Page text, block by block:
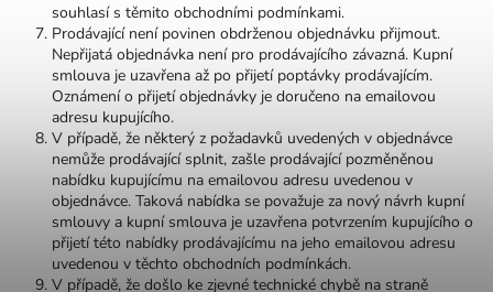
souhlasí s těmito obchodními podmínkami.
Prodávající není povinen obdrženou objednávku přijmout.
Nepřijatá objednávka není pro prodávajícího závazná. Kupní
smlouva je uzavřena až po přijetí poptávky prodávajícím.
Oznámení o přijetí objednávky je doručeno na emailovou
adresu kupujícího.
V případě, že některý z požadavků uvedených v objednávce
nemůže prodávající splnit, zašle prodávající pozměněnou
nabídku kupujícímu na emailovou adresu uvedenou v
objednávce. Taková nabídka se považuje za nový návrh kupní
smlouvy a kupní smlouva je uzavřena potvrzením kupujícího o
přijetí této nabídky prodávajícímu na jeho emailovou adresu
uvedenou v těchto obchodních podmínkách.
V případě, že došlo ke zjevné technické chybě na straně